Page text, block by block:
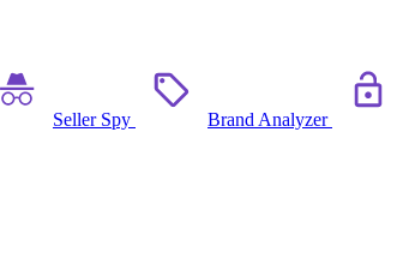
Seller Spy Brand Analyzer